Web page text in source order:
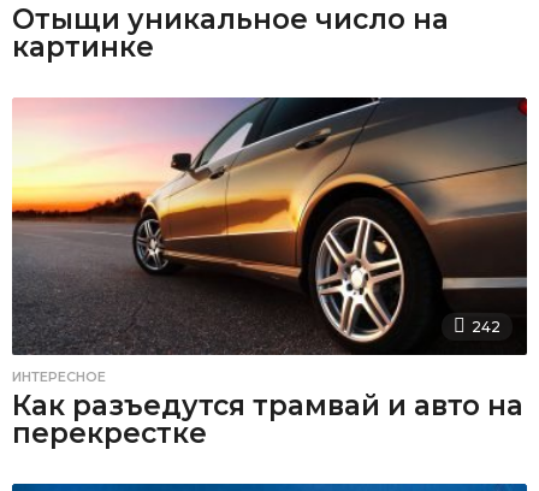
Отыщи уникальное число на
картинке
242
ИНТЕРЕСНОЕ
Как разъедутся трамвай и авто на
перекрестке